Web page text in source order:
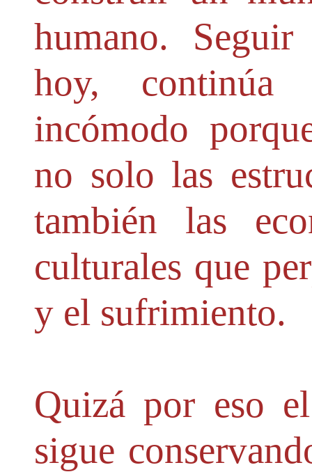
humano.
hoy, continúa
incómodo
no solo las
también las
culturales que
y el sufrimiento.
Quizá por eso
sigue